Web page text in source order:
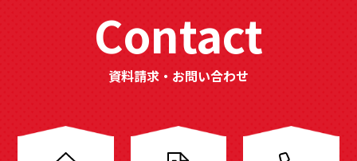
Contact
資料請求・お問い合わせ
譲